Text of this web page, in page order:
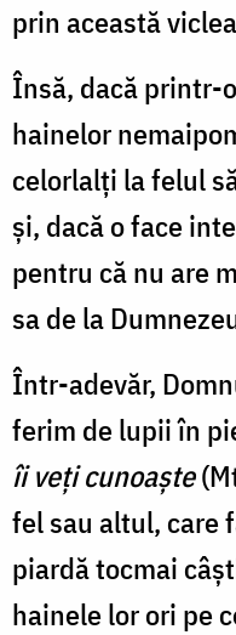
prin această
Însă, dacă printr-
hainelor
celorlalți la felul
și, dacă o face
pentru că nu are
sa de la
Într-adevăr,
ferim de lupii în
îi veţi cunoaşte
fel sau altul, care
piardă tocmai
hainele lor ori pe